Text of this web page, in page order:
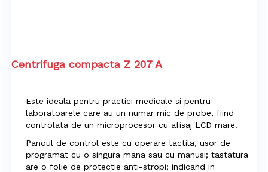
Centrifuga compacta Z 207 A
Este ideala pentru practici medicale si pentru
laboratoarele care au un numar mic de probe, fiind
controlata de un microprocesor cu afisaj LCD mare.
Panoul de control este cu operare tactila, usor de
programat cu o singura mana sau cu manusi; tastatura
are o folie de protectie anti-stropi; indicand in